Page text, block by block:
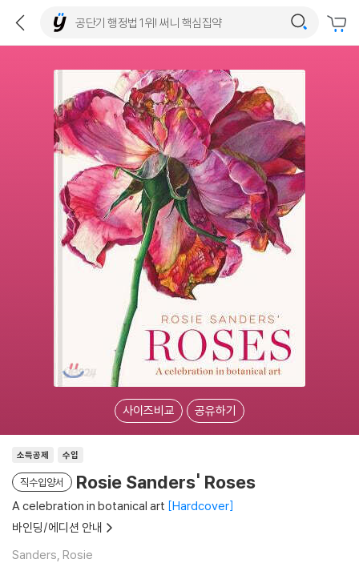
사이즈비교 공유하기
소득공제 수입
직수입양서 Rosie Sanders' Roses
A celebration in botanical art Hardcover
바인딩/에디션 안내
Sanders, Rosie